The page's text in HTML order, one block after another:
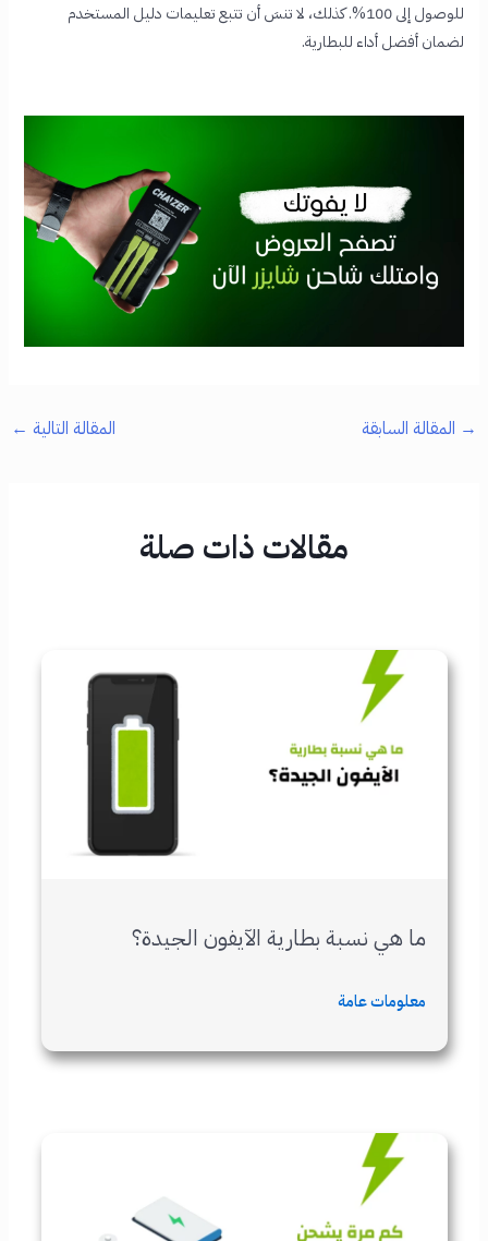
للوصول إلى 100%. كذلك، لا تنسَ أن تتبع تعليمات دليل المستخدم
لضمان أفضل أداء للبطارية.
→ المقالة السابقة المقالة التالية ←
مقالات ذات صلة
ما هي نسبة بطارية الآيفون الجيدة؟
معلومات عامة